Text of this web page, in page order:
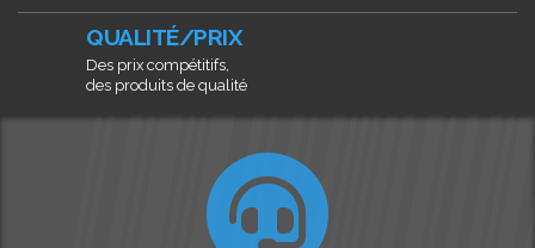
QUALITÉ/PRIX
Des prix compétitifs,
des produits de qualité